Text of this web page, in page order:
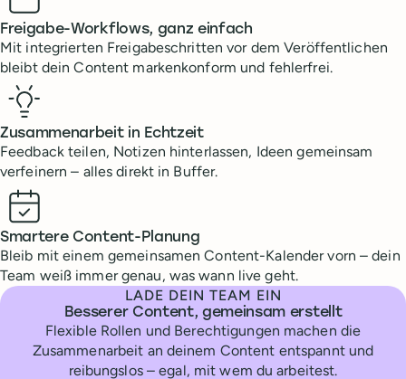
Freigabe-Workflows, ganz einfach
Mit integrierten Freigabeschritten vor dem Veröffentlichen
bleibt dein Content markenkonform und fehlerfrei.
Zusammenarbeit in Echtzeit
Feedback teilen, Notizen hinterlassen, Ideen gemeinsam
verfeinern – alles direkt in Buffer.
Smartere Content-Planung
Bleib mit einem gemeinsamen Content-Kalender vorn – dein
Team weiß immer genau, was wann live geht.
LADE DEIN TEAM EIN
Besserer Content, gemeinsam erstellt
Flexible Rollen und Berechtigungen machen die
Zusammenarbeit an deinem Content entspannt und
reibungslos – egal, mit wem du arbeitest.